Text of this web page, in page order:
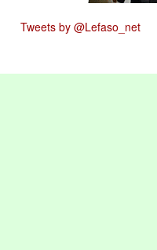
Tweets by @Lefaso_net